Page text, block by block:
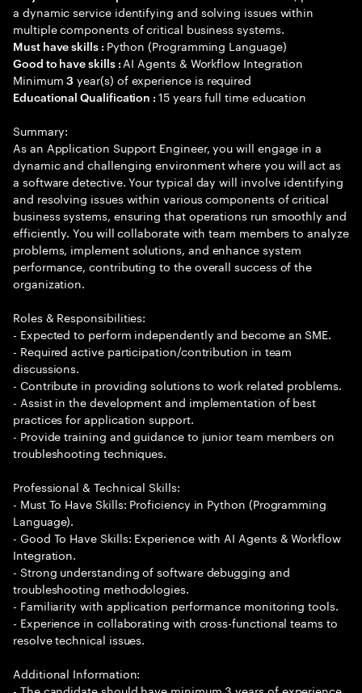
a dynamic service identifying and solving issues within
multiple components of critical business systems.
Must have skills : Python (Programming Language)
Good to have skills : AI Agents & Workflow Integration
Minimum3 year(s) of experience is required
Educational Qualification :15 years full time education
Summary:
As an Application Support Engineer, you will engage in a
dynamic and challenging environment where you will act as
a software detective. Your typical day will involve identifying
and resolving issues within various components of critical
business systems, ensuring that operations run smoothly and
efficiently. You will collaborate with team members to analyze
problems, implement solutions, and enhance system
performance, contributing to the overall success of the
organization.
Roles & Responsibilities:
- Expected to perform independently and become an SME.
- Required active participation/contribution in team
discussions.
- Contribute in providing solutions to work related problems.
- Assist in the development and implementation of best
practices for application support.
- Provide training and guidance to junior team members on
troubleshooting techniques.
Professional & Technical Skills:
- Must To Have Skills: Proficiency in Python (Programming
Language).
- Good To Have Skills: Experience with AI Agents & Workflow
Integration.
- Strong understanding of software debugging and
troubleshooting methodologies.
- Familiarity with application performance monitoring tools.
- Experience in collaborating with cross-functional teams to
resolve technical issues.
Additional Information: